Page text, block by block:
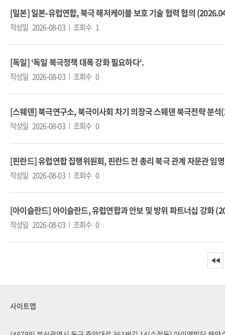
[일본] 일본-유럽연합, 북극 해저케이블 보호 기술 협력 협의
작성일 2026-08-03 조회수 1
[독일] ‘독일 북극정책 대폭 강화 필요하다‘.
작성일 2026-08-03 조회수 0
[스웨덴] 북극연구소, 북극이사회 차기 의장국 스웨덴 북극전략 분
작성일 2026-08-03 조회수 0
[핀란드] 유럽연합 집행위원회, 핀란드 전 총리 북극 관계 자문관 임
작성일 2026-08-03 조회수 0
[아이슬란드] 아이슬란드, 유럽연합과 안보 및 방위 파트너십 강화
작성일 2026-08-03 조회수 0
◀◀
사이트맵